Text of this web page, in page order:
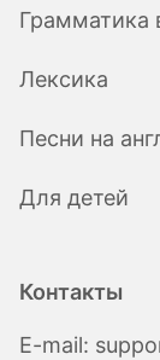
Грамматика
Лексика
Песни на
Для детей
Контакты
E-mail: